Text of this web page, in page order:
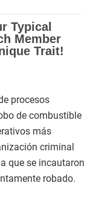
procesos
de combustible
más
criminal
que se incautaron
robado.